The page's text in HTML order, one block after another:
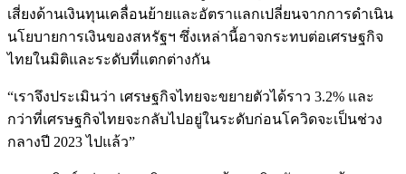
เสี่ยงด้านเงินทุนเคลื่อนย้ายและอัตราแลกเปลี่ยนจากการดำเนิน
นโยบายการเงินของสหรัฐฯ ซึ่งเหล่านี้อาจกระทบต่อเศรษฐกิจ
ไทยในมิติและระดับที่แตกต่างกัน
“เราจึงประเมินว่า เศรษฐกิจไทยจะขยายตัวได้ราว 3.2% และ
กว่าที่เศรษฐกิจไทยจะกลับไปอยู่ในระดับก่อนโควิดจะเป็นช่วง
กลางปี 2023 ไปแล้ว”